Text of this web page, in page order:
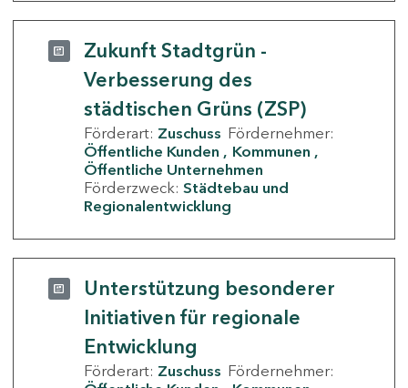
Zukunft Stadtgrün -
Verbesserung des
städtischen Grüns (ZSP)
Förderart: Zuschuss Fördernehmer:
Öffentliche Kunden
Kommunen
Öffentliche Unternehmen
Förderzweck: Städtebau und
Regionalentwicklung
Unterstützung besonderer
Initiativen für regionale
Entwicklung
Förderart: Zuschuss Fördernehmer: